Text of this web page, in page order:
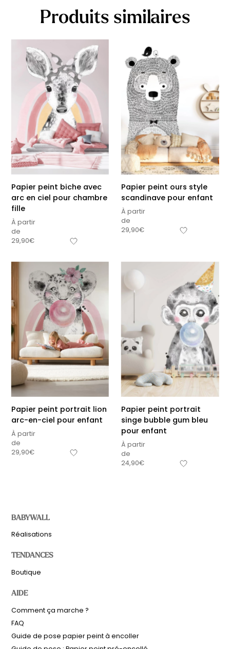
Produits similaires
Papier peint biche avec
arc en ciel pour chambre
fille
À partir
de
29,90€
Papier peint ours style
scandinave pour enfant
À partir
de
29,90€
Papier peint portrait lion
arc-en-ciel pour enfant
À partir
de
29,90€
Papier peint portrait
singe bubble gum bleu
pour enfant
À partir
de
24,90€
BABYWALL
Réalisations
TENDANCES
Boutique
AIDE
Comment ça marche ?
FAQ
Guide de pose papier peint à encoller